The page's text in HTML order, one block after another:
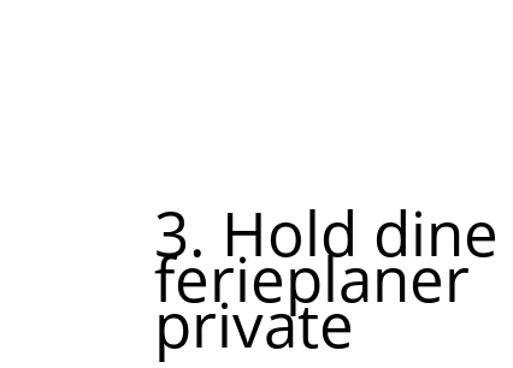
3. Hold dine
ferieplaner
private